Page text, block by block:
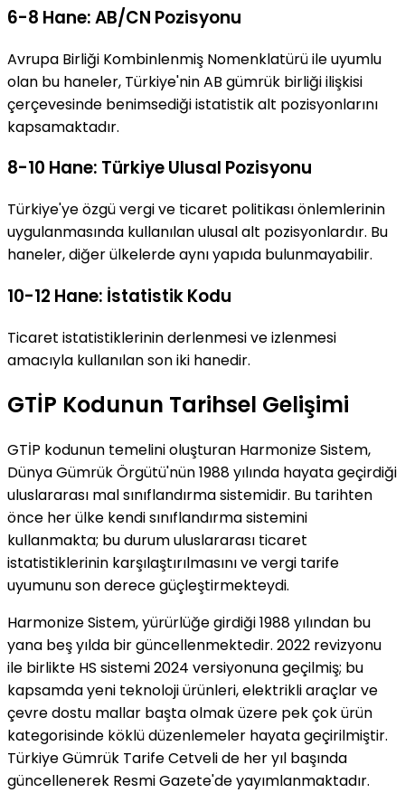
6-8 Hane: AB/CN Pozisyonu
Avrupa Birliği Kombinlenmiş Nomenklatürü ile uyumlu
olan bu haneler, Türkiye'nin AB gümrük birliği ilişkisi
çerçevesinde benimsediği istatistik alt pozisyonlarını
kapsamaktadır.
8-10 Hane: Türkiye Ulusal Pozisyonu
Türkiye'ye özgü vergi ve ticaret politikası önlemlerinin
uygulanmasında kullanılan ulusal alt pozisyonlardır. Bu
haneler, diğer ülkelerde aynı yapıda bulunmayabilir.
10-12 Hane: İstatistik Kodu
Ticaret istatistiklerinin derlenmesi ve izlenmesi
amacıyla kullanılan son iki hanedir.
GTİP Kodunun Tarihsel Gelişimi
GTİP kodunun temelini oluşturan Harmonize Sistem,
Dünya Gümrük Örgütü'nün 1988 yılında hayata geçirdiği
uluslararası mal sınıflandırma sistemidir. Bu tarihten
önce her ülke kendi sınıflandırma sistemini
kullanmakta; bu durum uluslararası ticaret
istatistiklerinin karşılaştırılmasını ve vergi tarife
uyumunu son derece güçleştirmekteydi.
Harmonize Sistem, yürürlüğe girdiği 1988 yılından bu
yana beş yılda bir güncellenmektedir. 2022 revizyonu
ile birlikte HS sistemi 2024 versiyonuna geçilmiş; bu
kapsamda yeni teknoloji ürünleri, elektrikli araçlar ve
çevre dostu mallar başta olmak üzere pek çok ürün
kategorisinde köklü düzenlemeler hayata geçirilmiştir.
Türkiye Gümrük Tarife Cetveli de her yıl başında
güncellenerek Resmi Gazete'de yayımlanmaktadır.